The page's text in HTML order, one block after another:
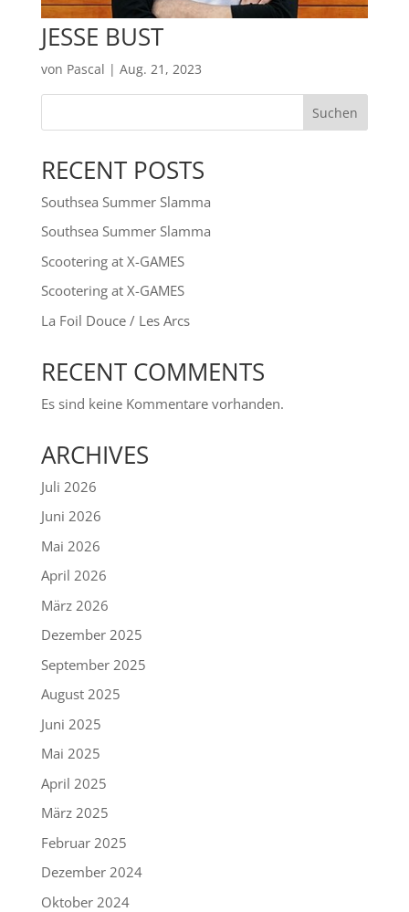
JESSE BUST
von Pascal | Aug. 21, 2023
Suchen
RECENT POSTS
Southsea Summer Slamma
Southsea Summer Slamma
Scootering at X-GAMES
Scootering at X-GAMES
La Foil Douce / Les Arcs
RECENT COMMENTS
Es sind keine Kommentare vorhanden.
ARCHIVES
Juli 2026
Juni 2026
Mai 2026
April 2026
März 2026
Dezember 2025
September 2025
August 2025
Juni 2025
Mai 2025
April 2025
März 2025
Februar 2025
Dezember 2024
Oktober 2024